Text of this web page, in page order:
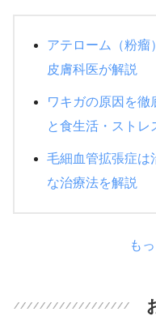
アテローム（粉瘤
皮膚科医が解説
ワキガの原因を徹
と食生活・ストレ
毛細血管拡張症は
な治療法を解説
も